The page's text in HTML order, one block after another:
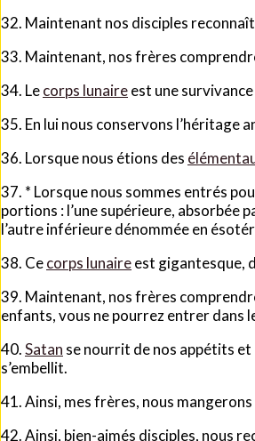
32. Maintenant nos disciples
33. Maintenant, nos frères
34. Lecorps lunaireest une
35. En lui nous conservons l’héritage
36. Lorsque nous étions des
37. * Lorsque nous sommes entrés
portions : l’une supérieure, absorbée
l’autre inférieure dénommée en
38. Cecorps lunaireest gigantesque,
39. Maintenant, nos frères
enfants, vous ne pourrez entrer dans
40.Satan se nourrit de nos appétits et
s’embellit.
41. Ainsi, mes frères, nous mangerons
42. Ainsi, bien-aimés disciples, nous